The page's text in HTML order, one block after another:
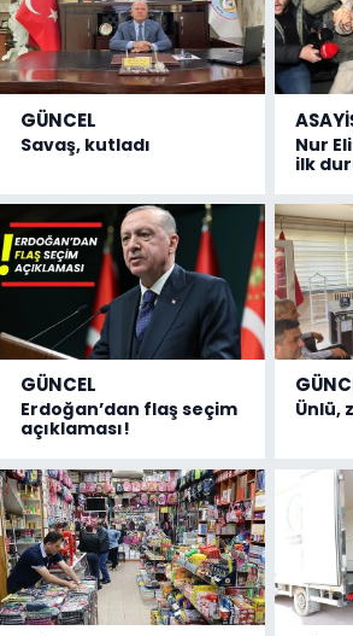
GÜNCEL
Savaş, kutladı
Nur
ilk
GÜNCEL
Erdoğan’dan flaş seçim
açıklaması!
Ünlü,